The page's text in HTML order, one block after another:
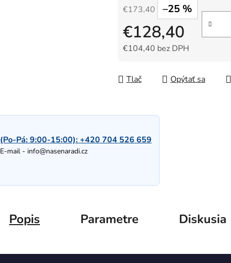
€173,40 –25 %
€128,40
€104,40 bez DPH
Tlač
Opýtať sa
(Po-Pá: 9:00-15:00):+420 704 526 659
E-mail - info@nasenaradi.cz
Popis Parametre Diskusia